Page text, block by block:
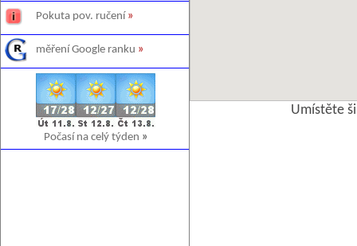
Pokuta pov. ručení »
měření Google ranku »
Počasí na celý týden »
Umístěte